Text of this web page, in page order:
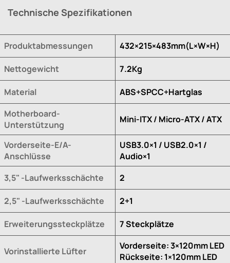
Technische Spezifikationen
Produktabmessungen 432×215×483mm(L×W×H)
Nettogewicht 7.2Kg
Material
ABS+SPCC+Hartglas
Motherboard-
Unterstützung
Mini-ITX / Micro-ATX / ATX
Vorderseite-E/A-
Anschlüsse
USB3.0×1 / USB2.0×1 /
Audio×1
3,5" -Laufwerksschächte
2
2,5" -Laufwerksschächte 2+1
Erweiterungssteckplätze 7 Steckplätze
Vorinstallierte Lüfter
Vorderseite: 3×120mm LED
Rückseite: 1×120mm LED